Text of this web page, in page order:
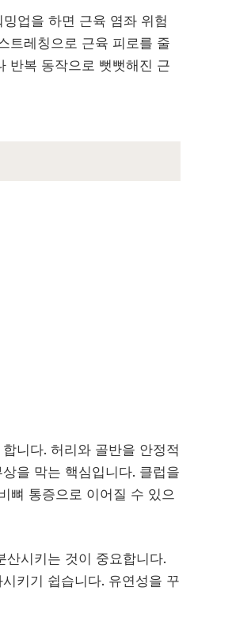
업을 하면 근육 염좌 위험
트레칭으로 근육 피로를 줄
반복 동작으로 뻣뻣해진 근
니다. 허리와 골반을 안정적
을 막는 핵심입니다. 클럽을
뼈 통증으로 이어질 수 있으
시키는 것이 중요합니다.
키기 쉽습니다. 유연성을 꾸